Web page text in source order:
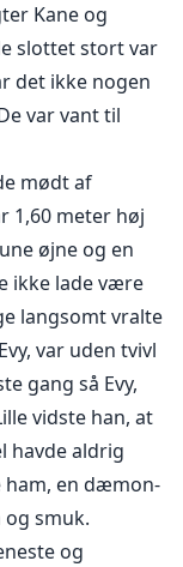
Kane og
slottet stort var
det ikke nogen
var vant til
mødt af
1,60 meter høj
øjne og en
ikke lade være
langsomt vralte
var uden tvivl
gang så Evy,
vidste han, at
havde aldrig
ham, en dæmon-
smuk.
og